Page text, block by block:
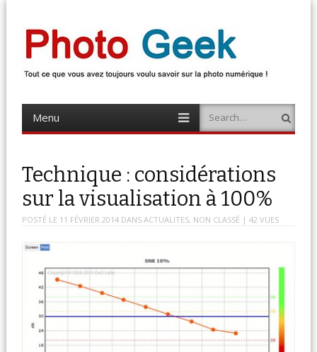
Photo Geek
Menu
content
Search
Technique : considérations
sur la visualisation à 100%
POSTÉ LE 11 FÉVRIER 2014 DANSACTUALITES, NON CLASSÉ | 42 VUES